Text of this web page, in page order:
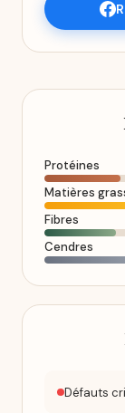
Protéines
Matières
Fibres
Cendres
Défauts